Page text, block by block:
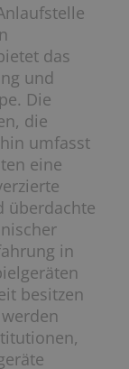
das
und
Die
die
umfasst
eine
überdachte
in
besitzen